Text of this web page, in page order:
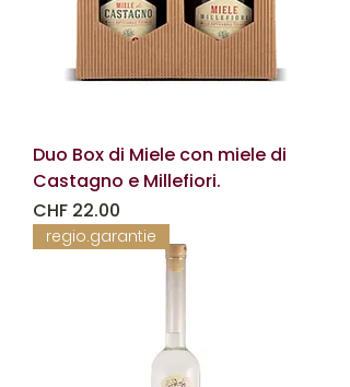
Duo Box di Miele con miele di
Castagno e Millefiori.
Prezzo
CHF 22.00
regio.garantie